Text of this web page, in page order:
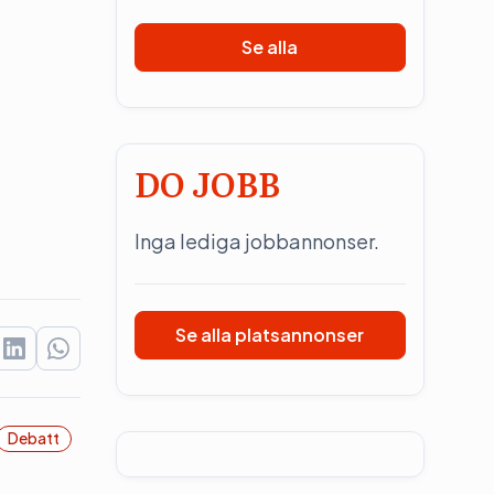
Debatt
Se alla
DO JOBB
Inga lediga jobbannonser.
Se alla platsannonser